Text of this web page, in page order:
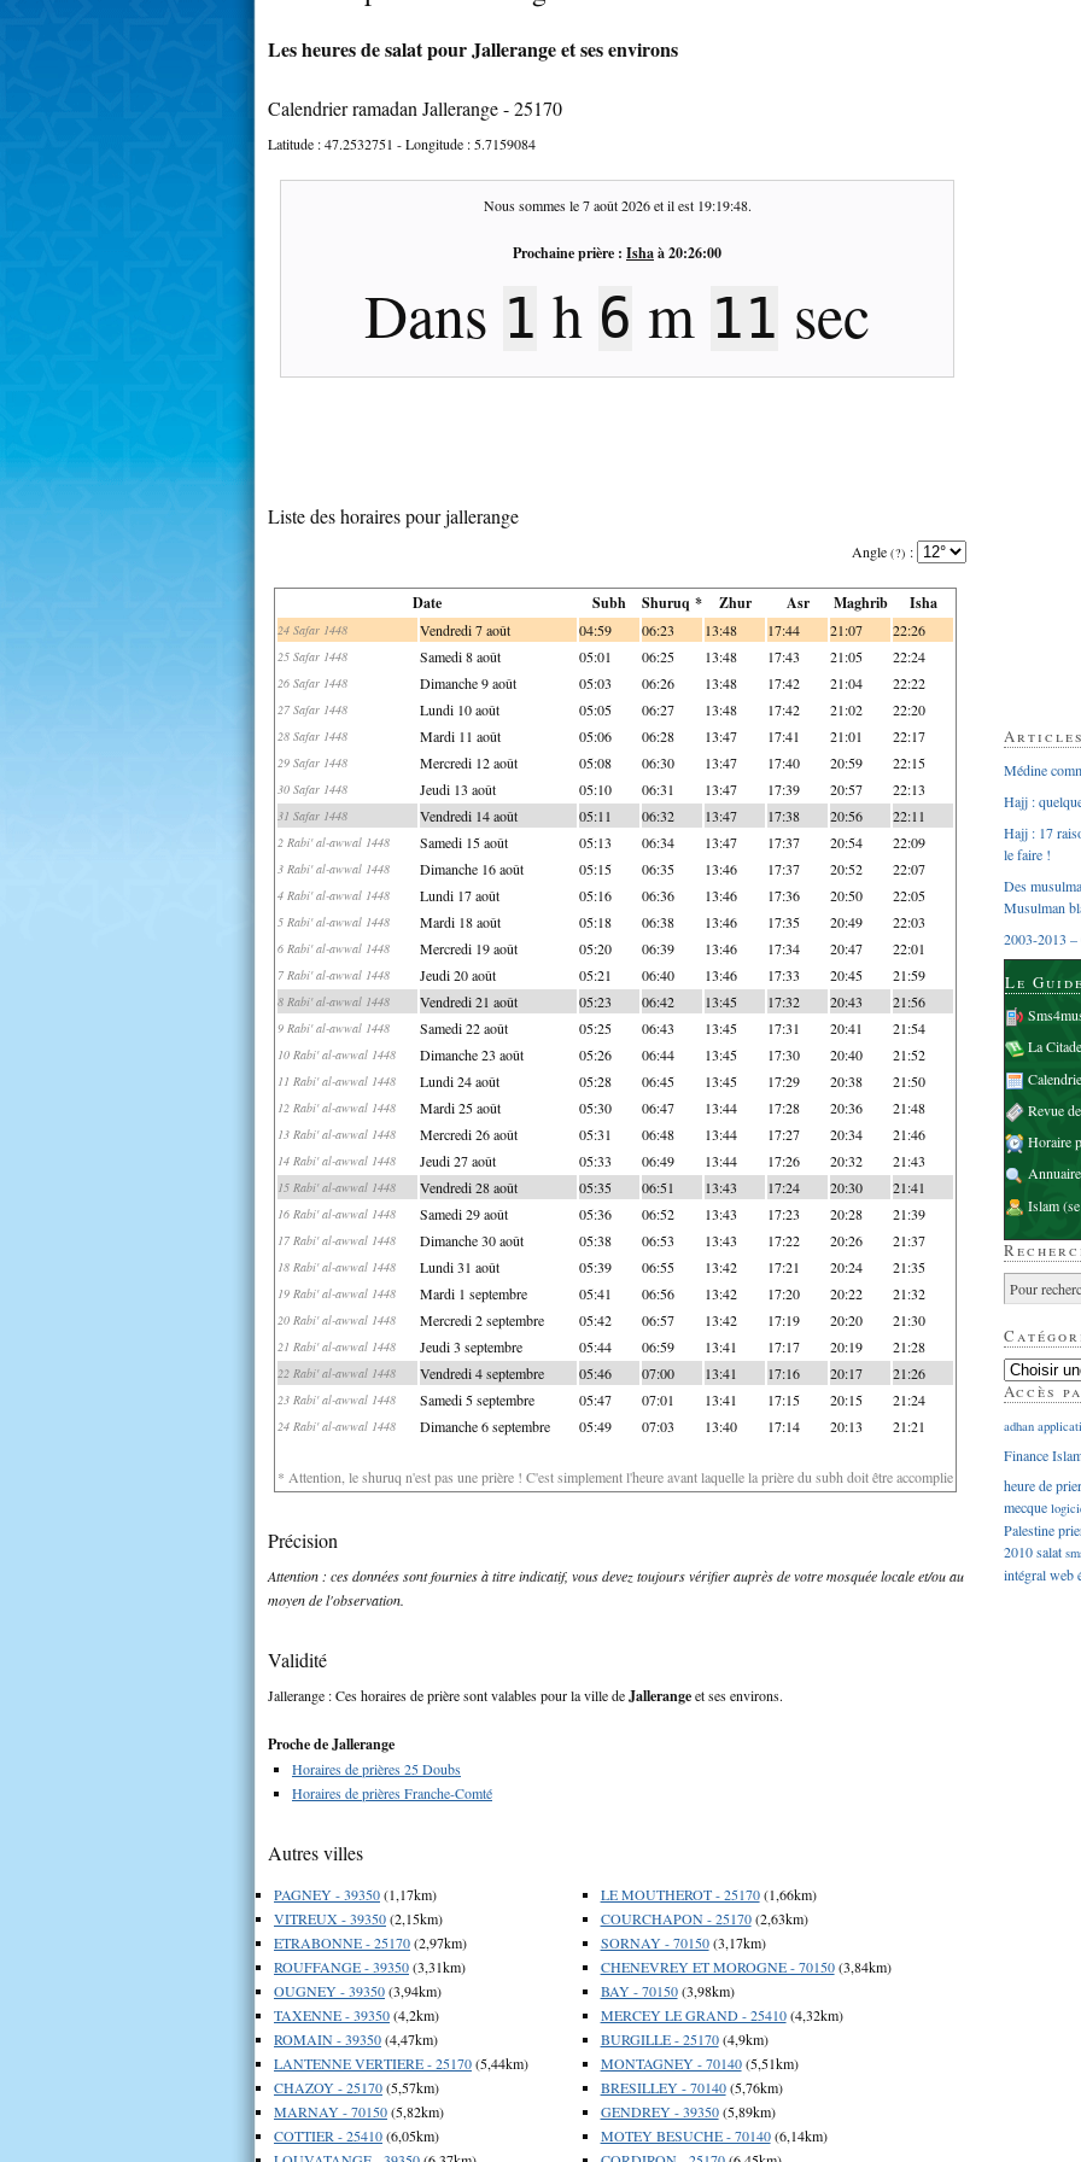
Les heures de salat pour Jallerange et ses environs
Calendrier ramadan Jallerange - 25170
Latitude :47.2532751 - Longitude : 5.7159084
Nous sommes le7 août 2026et il est 19:19:49.
Prochaine prière : Ishaà20:26:00
Dans 1 h 6 m 10 sec
Liste des horaires pour jallerange
Angle (?) :
Date Subh Shuruq * Zhur Asr Maghrib Isha
24 Safar 1448 Vendredi 7 août 04:59 06:23 13:48 17:44 21:07 22:26
25 Safar 1448 Samedi 8 août 05:01 06:25 13:48 17:43 21:05 22:24
26 Safar 1448 Dimanche 9 août 05:03 06:26 13:48 17:42 21:04 22:22
27 Safar 1448 Lundi 10 août 05:05 06:27 13:48 17:42 21:02 22:20
28 Safar 1448 Mardi 11 août 05:06 06:28 13:47 17:41 21:01 22:17
29 Safar 1448 Mercredi 12 août 05:08 06:30 13:47 17:40 20:59 22:15
30 Safar 1448 Jeudi 13 août 05:10 06:31 13:47 17:39 20:57 22:13
31 Safar 1448 Vendredi 14 août 05:11 06:32 13:47 17:38 20:56 22:11
2 Rabi' al-awwal 1448 Samedi 15 août 05:13 06:34 13:47 17:37 20:54 22:09
3 Rabi' al-awwal 1448 Dimanche 16 août 05:15 06:35 13:46 17:37 20:52 22:07
4 Rabi' al-awwal 1448 Lundi 17 août 05:16 06:36 13:46 17:36 20:50 22:05
5 Rabi' al-awwal 1448 Mardi 18 août 05:18 06:38 13:46 17:35 20:49 22:03
6 Rabi' al-awwal 1448 Mercredi 19 août 05:20 06:39 13:46 17:34 20:47 22:01
7 Rabi' al-awwal 1448 Jeudi 20 août 05:21 06:40 13:46 17:33 20:45 21:59
8 Rabi' al-awwal 1448 Vendredi 21 août 05:23 06:42 13:45 17:32 20:43 21:56
9 Rabi' al-awwal 1448 Samedi 22 août 05:25 06:43 13:45 17:31 20:41 21:54
10 Rabi' al-awwal 1448 Dimanche 23 août 05:26 06:44 13:45 17:30 20:40 21:52
11 Rabi' al-awwal 1448 Lundi 24 août 05:28 06:45 13:45 17:29 20:38 21:50
12 Rabi' al-awwal 1448 Mardi 25 août 05:30 06:47 13:44 17:28 20:36 21:48
13 Rabi' al-awwal 1448 Mercredi 26 août 05:31 06:48 13:44 17:27 20:34 21:46
14 Rabi' al-awwal 1448 Jeudi 27 août 05:33 06:49 13:44 17:26 20:32 21:43
15 Rabi' al-awwal 1448 Vendredi 28 août 05:35 06:51 13:43 17:24 20:30 21:41
16 Rabi' al-awwal 1448 Samedi 29 août 05:36 06:52 13:43 17:23 20:28 21:39
17 Rabi' al-awwal 1448 Dimanche 30 août 05:38 06:53 13:43 17:22 20:26 21:37
18 Rabi' al-awwal 1448 Lundi 31 août 05:39 06:55 13:42 17:21 20:24 21:35
19 Rabi' al-awwal 1448 Mardi 1 septembre 05:41 06:56 13:42 17:20 20:22 21:32
20 Rabi' al-awwal 1448 Mercredi 2 septembre 05:42 06:57 13:42 17:19 20:20 21:30
21 Rabi' al-awwal 1448 Jeudi 3 septembre 05:44 06:59 13:41 17:17 20:19 21:28
22 Rabi' al-awwal 1448 Vendredi 4 septembre 05:46 07:00 13:41 17:16 20:17 21:26
23 Rabi' al-awwal 1448 Samedi 5 septembre 05:47 07:01 13:41 17:15 20:15 21:24
24 Rabi' al-awwal 1448 Dimanche 6 septembre 05:49 07:03 13:40 17:14 20:13 21:21
* Attention, le shuruq n'est pas une prière ! C'est simplement l'heure avant laquelle la prière du subh doit être accomplie
Précision
Attention : ces données sont fournies à titre indicatif, vous devez toujours vérifier auprès de votre mosquée locale et/ou au
moyen de l'observation.
Validité
Jallerange : Ces horaires de prière sont valables pour la ville deJallerangeet ses environs.
Proche de Jallerange
Horaires de prières 25 Doubs
Horaires de prières Franche-Comté
Autres villes
PAGNEY - 39350(1,17km)
VITREUX - 39350(2,15km)
ETRABONNE - 25170(2,97km)
ROUFFANGE - 39350(3,31km)
OUGNEY - 39350(3,94km)
TAXENNE - 39350(4,2km)
ROMAIN - 39350(4,47km)
LANTENNE VERTIERE - 25170(5,44km)
CHAZOY - 25170(5,57km)
MARNAY - 70150(5,82km)
COTTIER - 25410(6,05km)
LE MOUTHEROT - 25170(1,66km)
COURCHAPON - 25170(2,63km)
SORNAY - 70150(3,17km)
CHENEVREY ET MOROGNE - 70150(3,84km)
BAY - 70150(3,98km)
MERCEY LE GRAND - 25410(4,32km)
BURGILLE - 25170(4,9km)
MONTAGNEY - 70140(5,51km)
BRESILLEY - 70140(5,76km)
GENDREY - 39350(5,89km)
MOTEY BESUCHE - 70140(6,14km)
Médine
Hajj :
Hajj : 17
le faire !
Des
Musulman
2003-2013 –
Le
La
Revue
Horaire
Islam
Accès
adhan
Finance
heure de
mecque
Palestine
2010salat
intégralweb